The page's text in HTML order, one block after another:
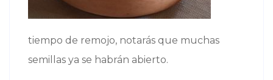
tiempo de remojo, notarás que muchas
semillas ya se habrán abierto.